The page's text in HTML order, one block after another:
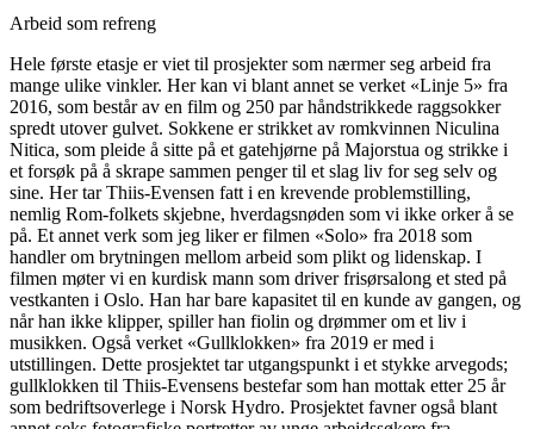
Arbeid som refreng
Hele første etasje er viet til prosjekter som nærmer seg arbeid fra
mange ulike vinkler. Her kan vi blant annet se verket «Linje 5» fra
2016, som består av en film og 250 par håndstrikkede raggsokker
spredt utover gulvet. Sokkene er strikket av romkvinnen Niculina
Nitica, som pleide å sitte på et gatehjørne på Majorstua og strikke i
et forsøk på å skrape sammen penger til et slag liv for seg selv og
sine. Her tar Thiis-Evensen fatt i en krevende problemstilling,
nemlig Rom-folkets skjebne, hverdagsnøden som vi ikke orker å se
på. Et annet verk som jeg liker er filmen «Solo» fra 2018 som
handler om brytningen mellom arbeid som plikt og lidenskap. I
filmen møter vi en kurdisk mann som driver frisørsalong et sted på
vestkanten i Oslo. Han har bare kapasitet til en kunde av gangen, og
når han ikke klipper, spiller han fiolin og drømmer om et liv i
musikken. Også verket «Gullklokken» fra 2019 er med i
utstillingen. Dette prosjektet tar utgangspunkt i et stykke arvegods;
gullklokken til Thiis-Evensens bestefar som han mottak etter 25 år
som bedriftsoverlege i Norsk Hydro. Prosjektet favner også blant